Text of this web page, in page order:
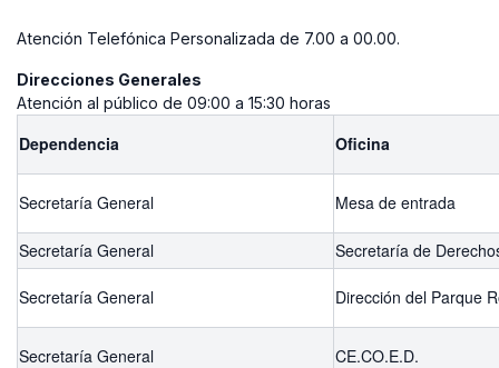
Atención Telefónica Personalizada de 7.00 a 00.00.
Direcciones Generales
Atención al público de 09:00 a 15:30 horas
Dependencia Oficina
Secretaría General Mesa de entrada
Secretaría General Secretaría de
Secretaría General Dirección del Parque
Secretaría General CE.CO.E.D.